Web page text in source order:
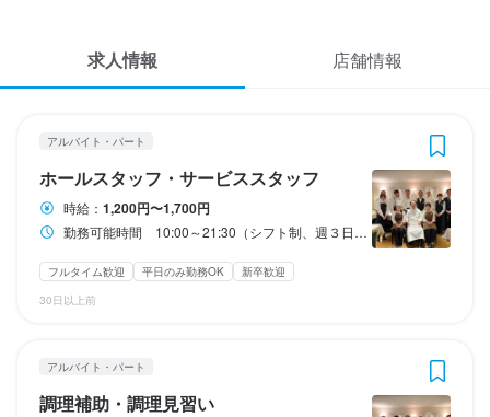
WEB履歴書
ヘルプ・お問い合わせフォーム
掲載をご検討の店舗様へ
食べログ求人PRESS
プライバシーポリシー
企業情報
求人情報 店舗情報
アルバイト・パート
ホールスタッフ・サービススタッフ
時給： 1,200円〜1,700円
勤務可能時間 10:00～21:30（シフト制、週３日～OK、1日５h～OK）
フルタイム歓迎 平日のみ勤務OK
新卒歓迎
30日以上前
アルバイト・パート
調理補助・調理見習い
アルバイト・パート アルポルトカフェ 神戸店
ホールスタッフ・サービススタッフ
ホールスタッフ・サービススタッフ
時給1,200円〜1,700円
昇給あり 交通費支給
※研修期間時給1,150円
※スキル・勤務状況によっては短縮あり
アルバイト・パート アルポルトカフェ 神戸店
調理補助・調理見習い
時給1,200円〜1,700円
昇給あり 交通費支給
※研修期間1,150円
※スキル・勤務状況によっては短縮あり